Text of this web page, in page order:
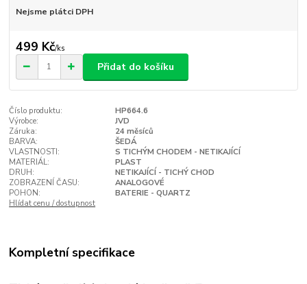
Nejsme plátci DPH
499 Kč/ks
Přidat do košíku
Číslo produktu:
HP664.6
Výrobce:
JVD
Záruka:
24 měsíců
BARVA:
ŠEDÁ
VLASTNOSTI:
S TICHÝM CHODEM - NETIKAJÍCÍ
MATERIÁL:
PLAST
DRUH:
NETIKAJÍCÍ - TICHÝ CHOD
ZOBRAZENÍ ČASU:
ANALOGOVÉ
POHON:
BATERIE - QUARTZ
Hlídat cenu / dostupnost
Kompletní specifikace